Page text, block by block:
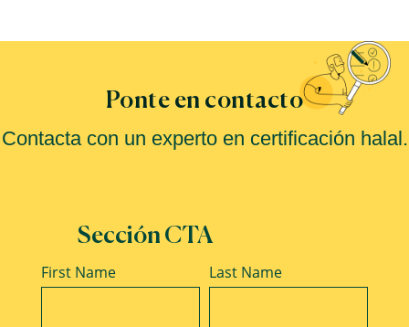
Ponte en contacto
Contacta con un experto en certificación halal.
Sección CTA
Name
First Name Last Name